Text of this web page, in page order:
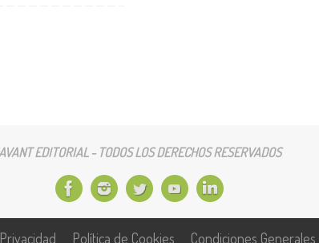
AVANT EDITORIAL - TODOS LOS DERECHOS RESERVADOS
Política de Cookies Condiciones